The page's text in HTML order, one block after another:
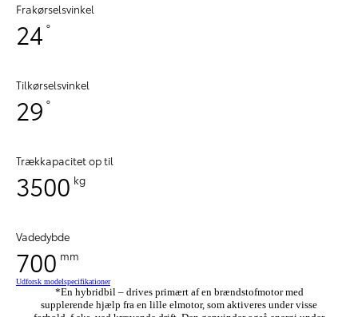
Frakørselsvinkel
24 °
Tilkørselsvinkel
29 °
Trækkapacitet op til
3500 kg
Vadedybde
700 mm
Udforsk modelspecifikationer
*En hybridbil – drives primært af en brændstofmotor med
supplerende hjælp fra en lille elmotor, som aktiveres under visse